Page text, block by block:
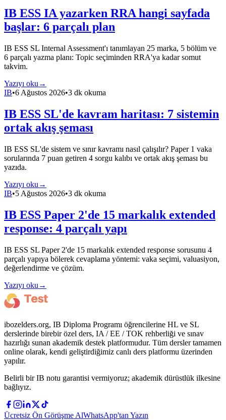
IB ESS IA yazarken RRA hangi sayfada
başlar: 6 parçalı plan
IB ESS SL Internal Assessment'ı tanımlayan 25 marka, 5 bölüm ve
6 parçalı yazma planı: Topic seçiminden RRA'ya kadar somut
takvim.
Yazıyı oku →
IB•6 Ağustos 2026•3 dk okuma
IB ESS SL'de kavram haritası: 7 sistemin
ortak akış şeması
IB ESS SL'de sistem ve sınır kavramı nasıl çalışılır? Paper 1 vaka
sorularında 7 puan getiren 4 sorgu kalıbı ve ortak akış şeması bu
yazıda.
Yazıyı oku →
IB•5 Ağustos 2026•3 dk okuma
IB ESS Paper 2'de 15 markalık extended
response: 4 parçalı yapı
IB ESS SL Paper 2'de 15 markalık extended response sorusunu 4
parçalı yapıya bölerek cevaplama yöntemi: vaka seçimi, valuasiyon,
değerlendirme ve çözüm.
Yazıyı oku →
ibozelders.org, IB Diploma Programı öğrencilerine HL ve SL
derslerinde birebir özel ders, IA / EE / TOK rehberliği ve sınav
hazırlığı sunan akademik destek platformudur. Tüm dersler tamamen
online olarak, kendi geliştirdiğimiz canlı ders platformu üzerinden
yapılır.
Belirli bir IB notu garantisi vermiyoruz; akademik dürüstlük ilkesine
bağlıyız.
Ücretsiz Ön Görüşme AlWhatsApp'tan Yazın